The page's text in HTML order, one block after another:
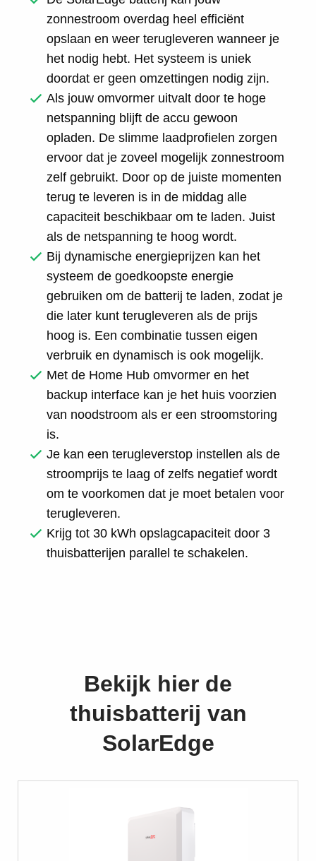
zonnestroom overdag heel efficiënt
opslaan en weer terugleveren wanneer je
het nodig hebt. Het systeem is uniek
doordat er geen omzettingen nodig zijn.
Als jouw omvormer uitvalt door te hoge
netspanning blijft de accu gewoon
opladen. De slimme laadprofielen zorgen
ervoor dat je zoveel mogelijk zonnestroom
zelf gebruikt. Door op de juiste momenten
terug te leveren is in de middag alle
capaciteit beschikbaar om te laden. Juist
als de netspanning te hoog wordt.
Bij dynamische energieprijzen kan het
systeem de goedkoopste energie
gebruiken om de batterij te laden, zodat je
die later kunt terugleveren als de prijs
hoog is. Een combinatie tussen eigen
verbruik en dynamisch is ook mogelijk.
Met de Home Hub omvormer en het
backup interface kan je het huis voorzien
van noodstroom als er een stroomstoring
is.
Je kan een terugleverstop instellen als de
stroomprijs te laag of zelfs negatief wordt
om te voorkomen dat je moet betalen voor
terugleveren.
Krijg tot 30 kWh opslagcapaciteit door 3
thuisbatterijen parallel te schakelen.
Bekijk hier de
thuisbatterij van
SolarEdge